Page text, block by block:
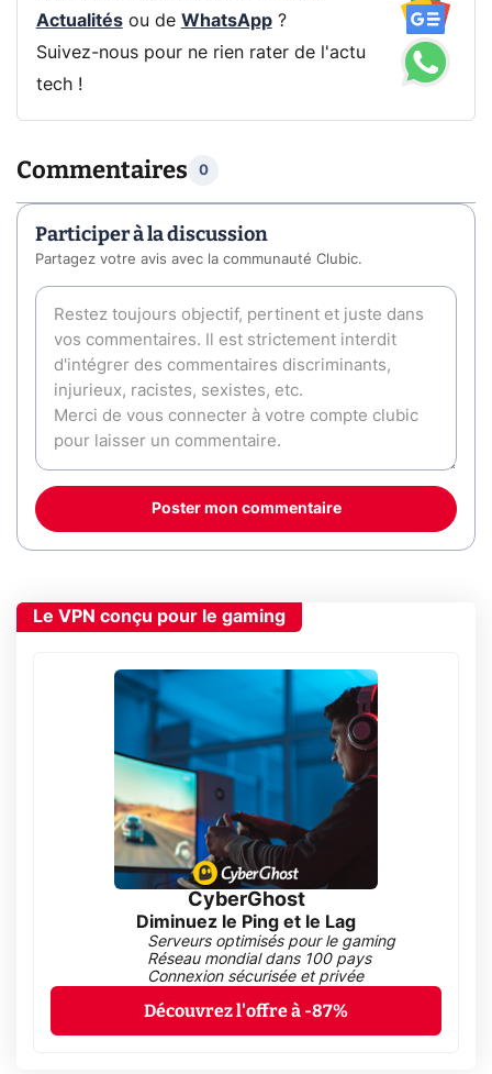
Actualitésou de WhatsApp?
Suivez-nous pour ne rien rater de l'actu
tech !
Commentaires 0
Participer à la discussion
Partagez votre avis avec la communauté Clubic.
Poster mon commentaire
Le VPN conçu pour le gaming
CyberGhost
Diminuez le Ping et le Lag
Serveurs optimisés pour le gaming
Réseau mondial dans 100 pays
Connexion sécurisée et privée
Découvrez l'offre à -87%